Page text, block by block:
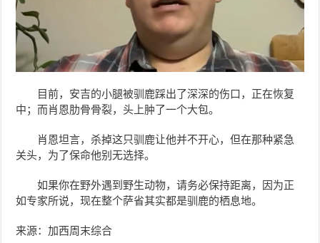
目前，安吉的小腿被驯鹿踩出了深深的伤口，正在恢复
中；而肖恩肋骨骨裂，头上肿了一个大包。
肖恩坦言，杀掉这只驯鹿让他并不开心，但在那种紧急
关头，为了保命他别无选择。
如果你在野外遇到野生动物，请务必保持距离，因为正
如专家所说，现在整个萨省其实都是驯鹿的栖息地。
来源：加西周末综合